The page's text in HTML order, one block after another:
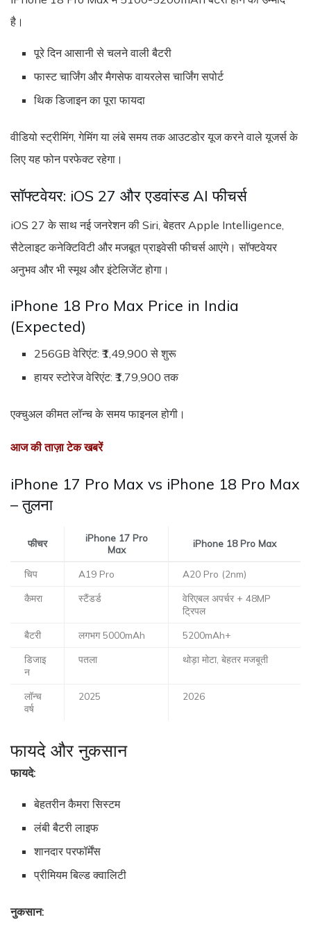
है।
पूरे दिन आसानी से चलने वाली बैटरी
फास्ट चार्जिंग और मैगसेफ वायरलेस चार्जिंग सपोर्ट
थिक डिजाइन का पूरा फायदा
वीडियो स्ट्रीमिंग, गेमिंग या लंबे समय तक आउटडोर यूज करने वाले यूजर्स के
लिए यह फोन परफेक्ट रहेगा।
सॉफ्टवेयर: iOS 27 और एडवांस्ड AI फीचर्स
iOS 27 के साथ नई जनरेशन की Siri, बेहतर Apple Intelligence,
सैटेलाइट कनेक्टिविटी और मजबूत प्राइवेसी फीचर्स आएंगे। सॉफ्टवेयर
अनुभव और भी स्मूथ और इंटेलिजेंट होगा।
iPhone 18 Pro Max Price in India
(Expected)
256GB वेरिएंट: ₹1,49,900 से शुरू
हायर स्टोरेज वेरिएंट: ₹1,79,900 तक
एक्चुअल कीमत लॉन्च के समय फाइनल होगी।
आज की ताज़ा टेक खबरें
iPhone 17 Pro Max vs iPhone 18 Pro Max
– तुलना
फीचर
iPhone 17 Pro
Max
iPhone 18 Pro Max
चिप A19 Pro A20 Pro (2nm)
कैमरा स्टैंडर्ड
वेरिएबल अपर्चर + 48MP
ट्रिपल
बैटरी लगभग 5000mAh 5200mAh+
डिजाइ
न
पतला थोड़ा मोटा, बेहतर मजबूती
लॉन्च
वर्ष
2025 2026
फायदे और नुकसान
फायदे:
बेहतरीन कैमरा सिस्टम
लंबी बैटरी लाइफ
शानदार परफॉर्मेंस
प्रीमियम बिल्ड क्वालिटी
नुकसान: